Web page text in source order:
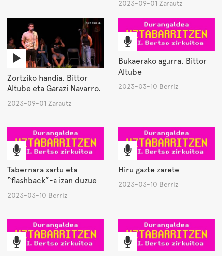
2023-09-01 Zarautz
Zortziko handia. Bittor
Altube eta Garazi Navarro.
2023-09-01 Zarautz
Bukaerako agurra. Bittor
Altube
2023-03-10 Berriz
Tabernara sartu eta
“flashback”-a izan duzue
2023-03-10 Berriz
Hiru gazte zarete
2023-03-10 Berriz